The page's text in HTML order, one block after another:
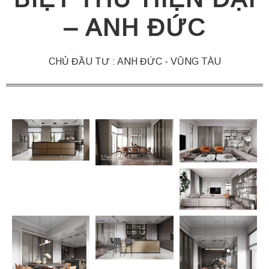
– ANH ĐỨC
CHỦ ĐẦU TƯ : ANH ĐỨC - VŨNG TÀU